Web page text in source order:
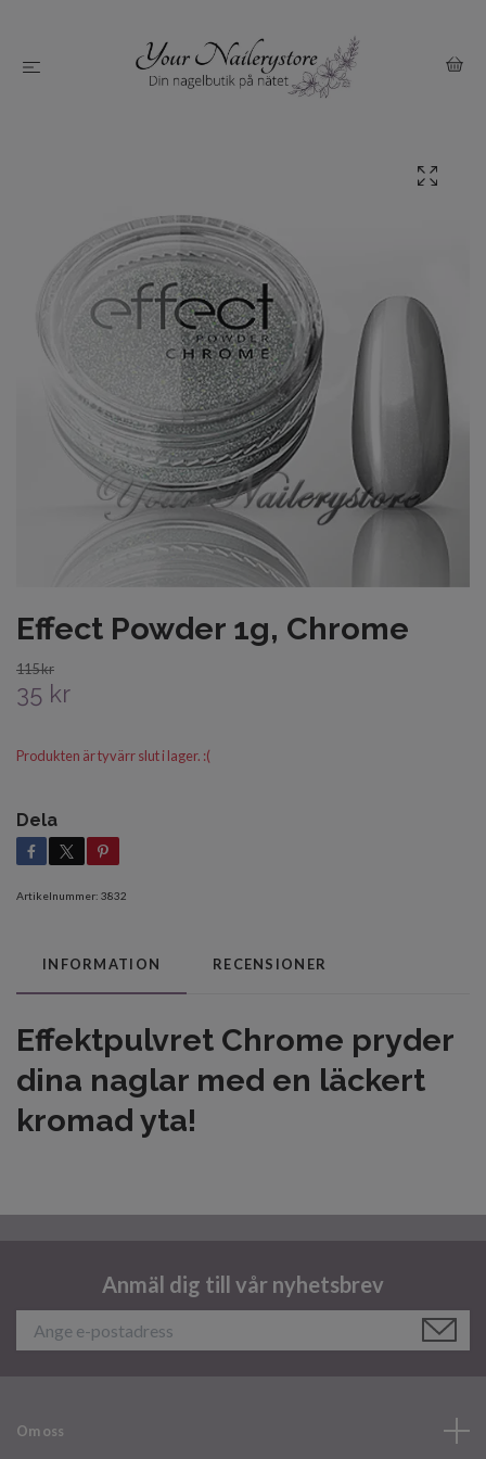
Effect Powder 1g, Chrome
115 kr
35 kr
Produkten är tyvärr slut i lager. :(
Dela
Artikelnummer: 3832
INFORMATION RECENSIONER
Effektpulvret Chrome pryder
dina naglar med en läckert
kromad yta!
Anmäl dig till vår nyhetsbrev
Om oss